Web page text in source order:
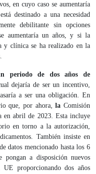
en cuyo caso se aumentaría
destinado a una necesidad
debilitante sin opciones
aumentaría un años, y si la
y clínica se ha realizado en la
periodo de dos años de
dejaría de ser un incentivo,
a ser una obligación. En
que, por ahora,laComisión
en abril de 2023. Esta incluye
en torno a la autorización,
También insiste en
datos mencionado hasta los 6
pongan a disposición nuevos
proporcionando dos años